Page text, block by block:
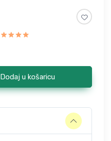
Dodaj u košaricu